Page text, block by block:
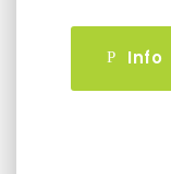
Info